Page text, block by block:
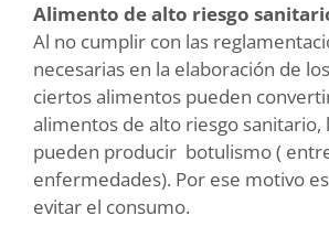
Alimento de alto riesgo
Al no cumplir con las
necesarias en la elaboración de
ciertos alimentos pueden
alimentos de alto riesgo sanitario,
pueden producir botulismo (
enfermedades). Por ese motivo
evitar el consumo.